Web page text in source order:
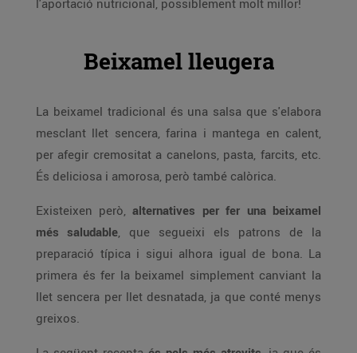
l'aportació nutricional, possiblement molt millor!
Beixamel lleugera
La beixamel tradicional és una salsa que s'elabora
mesclant llet sencera, farina i mantega en calent,
per afegir cremositat a canelons, pasta, farcits, etc.
És deliciosa i amorosa, però també calòrica.
Existeixen però, alternatives per fer una beixamel
més saludable, que segueixi els patrons de la
preparació típica i sigui alhora igual de bona. La
primera és fer la beixamel simplement canviant la
llet sencera per llet desnatada, ja que conté menys
greixos.